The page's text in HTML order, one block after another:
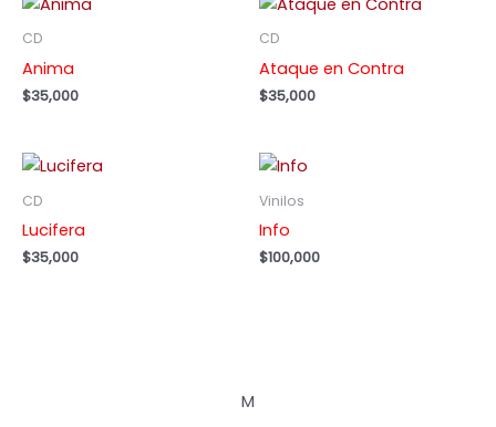
CD
Anima
$35,000
CD
Ataque en Contra
$35,000
CD
Lucifera
$35,000
Vinilos
Info
$100,000
M